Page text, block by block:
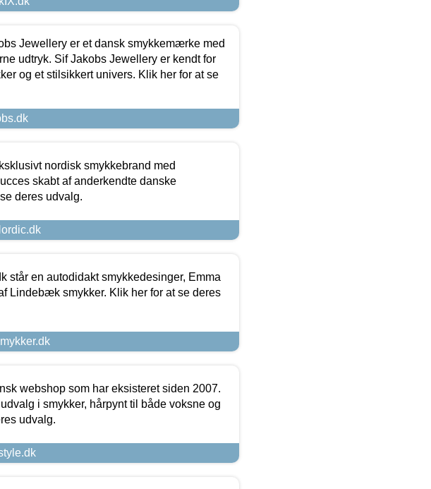
Jewellery er et dansk smykkemærke med
udtryk. Sif Jakobs Jewellery er kendt for
og et stilsikkert univers. Klik her for at se
nordisk smykkebrand med
skabt af anderkendte danske
deres udvalg.
står en autodidakt smykkedesinger, Emma
Lindebæk smykker. Klik her for at se deres
webshop som har eksisteret siden 2007.
i smykker, hårpynt til både voksne og
udvalg.